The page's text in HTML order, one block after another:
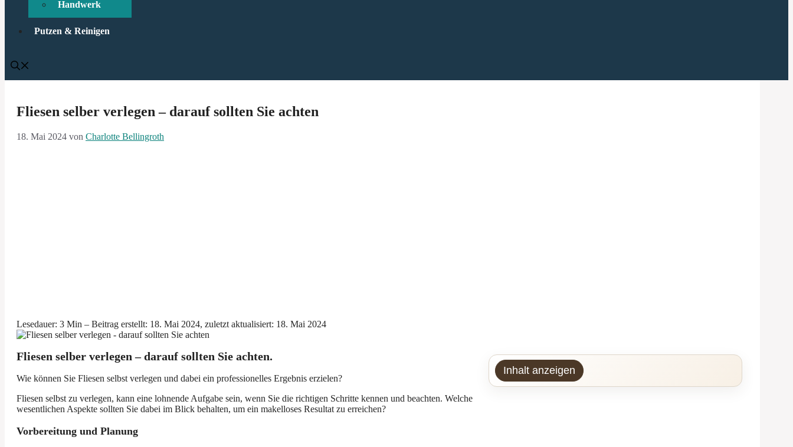
Handwerk
Putzen & Reinigen
Fliesen selber verlegen – darauf sollten Sie achten
18. Mai 2024 von Charlotte Bellingroth
Lesedauer: 3 Min – Beitrag erstellt: 18. Mai 2024, zuletzt aktualisiert: 18. Mai 2024
Inhalt anzeigen
Fliesen selber verlegen – darauf sollten Sie achten.
Wie können Sie Fliesen selbst verlegen und dabei ein professionelles Ergebnis erzielen?
Fliesen selbst zu verlegen, kann eine lohnende Aufgabe sein, wenn Sie die richtigen Schritte kennen und beachten. Welche
wesentlichen Aspekte sollten Sie dabei im Blick behalten, um ein makelloses Resultat zu erreichen?
Vorbereitung und Planung